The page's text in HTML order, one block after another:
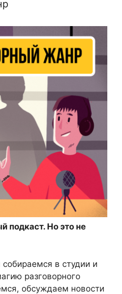
подкаст. Но это не
в студии и
разговорного
обсуждаем новости